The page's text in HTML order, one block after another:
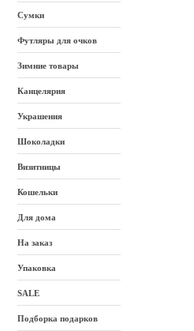
Сумки
Футляры для очков
Зимние товары
Канцелярия
Украшения
Шоколадки
Визитницы
Кошельки
Для дома
На заказ
Упаковка
SALE
Подборка подарков